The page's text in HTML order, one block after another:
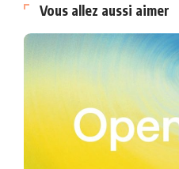
Vous allez aussi aimer